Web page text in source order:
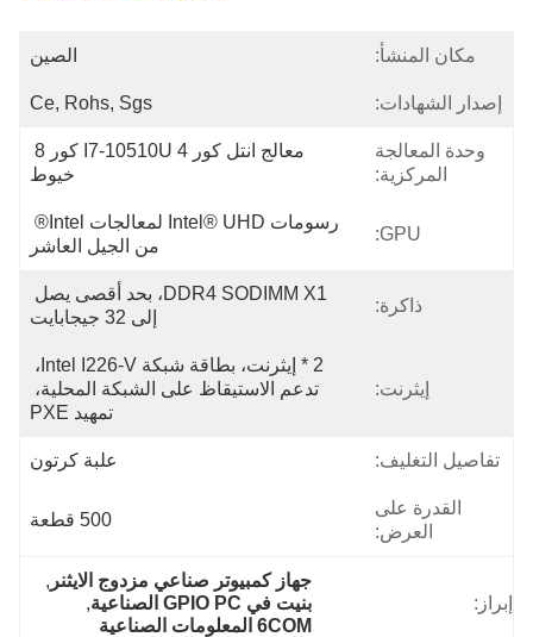
مكان المنشأ: الصين
إصدار الشهادات: Ce, Rohs, Sgs
وحدة المعالجة
المركزية:
معالج انتل كور I7-10510U 4 كور 8
خيوط
GPU:
رسومات Intel® UHD لمعالجات Intel®
من الجيل العاشر
ذاكرة:
إلى 32 جيجابايت
إيثرنت:
2 * إيثرنت، بطاقة شبكة Intel I226-V،
تدعم الاستيقاظ على الشبكة المحلية،
تمهيد PXE
تفاصيل التغليف: علبة كرتون
القدرة على
العرض:
500 قطعة
إبراز:
جهاز كمبيوتر صناعي مزدوج الايثنر,
بنيت في GPIO PC الصناعية
,
6COM المعلومات الصناعية